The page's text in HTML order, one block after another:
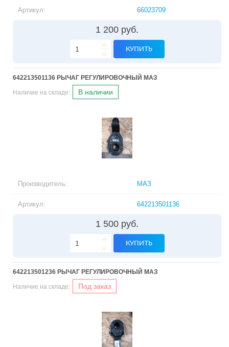
Артикул: 66023709
1 200 руб.
КУПИТЬ
642213501136 РЫЧАГ РЕГУЛИРОВОЧНЫЙ МАЗ
Наличие на складе: В наличии
Производитель: МАЗ
Артикул: 642213501136
1 500 руб.
КУПИТЬ
642213501236 РЫЧАГ РЕГУЛИРОВОЧНЫЙ МАЗ
Наличие на складе: Под заказ